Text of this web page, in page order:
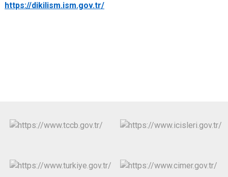
https://dikilism.ism.gov.tr/